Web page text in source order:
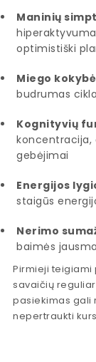
Maninių
optimistiški
Miego
budrumas
Kognityvių
koncentracija,
gebėjimai
Energijos
staigūs
Nerimo
baimės
Pirmieji
savaičių
pasiekimas gali
nepertraukti